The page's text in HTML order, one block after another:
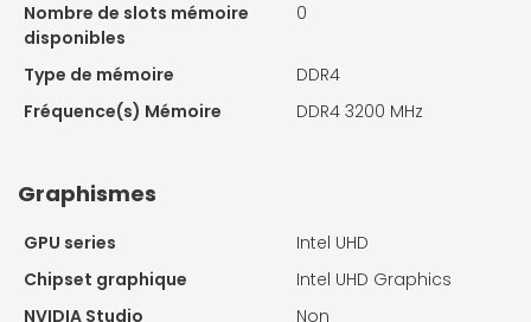
Nombre de slots mémoire
disponibles
0
Type de mémoire
DDR4
Fréquence(s) Mémoire
DDR4 3200 MHz
Graphismes
GPU series
Intel UHD
Chipset graphique
Intel UHD Graphics
NVIDIA Studio
Non